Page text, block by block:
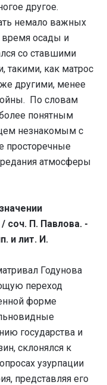
другое.
немало важных
время осады и
со ставшими
такими, как матрос
другими, менее
По словам
понятным
незнакомым с
просторечные
атмосферы
соч. П. Павлова. -
и лит. И.
Годунова
переход
форме
государства и
склонялся к
узурпации
представляя его